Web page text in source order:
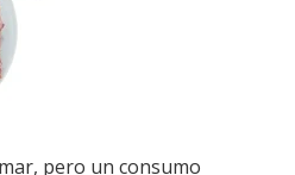
pero un consumo